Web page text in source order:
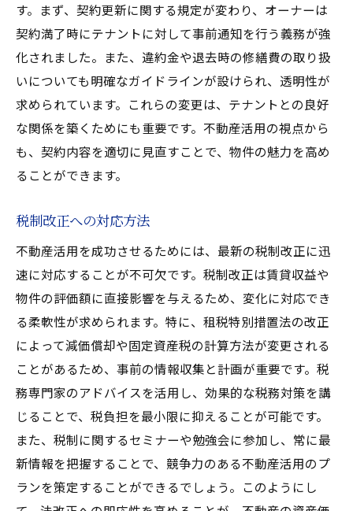
す。まず、契約更新に関する規定が変わり、オーナーは
契約満了時にテナントに対して事前通知を行う義務が強
化されました。また、違約金や退去時の修繕費の取り扱
いについても明確なガイドラインが設けられ、透明性が
求められています。これらの変更は、テナントとの良好
な関係を築くためにも重要です。不動産活用の視点から
も、契約内容を適切に見直すことで、物件の魅力を高め
ることができます。
税制改正への対応方法
不動産活用を成功させるためには、最新の税制改正に迅
速に対応することが不可欠です。税制改正は賃貸収益や
物件の評価額に直接影響を与えるため、変化に対応でき
る柔軟性が求められます。特に、租税特別措置法の改正
によって減価償却や固定資産税の計算方法が変更される
ことがあるため、事前の情報収集と計画が重要です。税
務専門家のアドバイスを活用し、効果的な税務対策を講
じることで、税負担を最小限に抑えることが可能です。
また、税制に関するセミナーや勉強会に参加し、常に最
新情報を把握することで、競争力のある不動産活用のプ
ランを策定することができるでしょう。このようにし